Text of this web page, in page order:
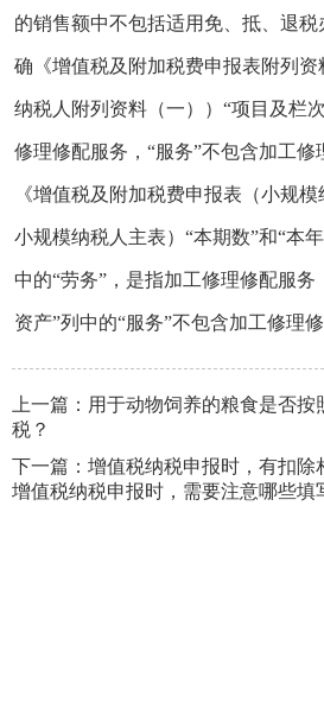
的销售额中不包括适用免、抵、退
确《增值税及附加税费申报表附列
纳税人附列资料（一））“项目及栏
修理修配服务，“服务”不包含加工
《增值税及附加税费申报表（小规
小规模纳税人主表）“本期数”和“本
中的“劳务”，是指加工修理修配服
资产”列中的“服务”不包含加工修理修
上一篇： 用于动物饲养的粮食是否按
税？
下一篇： 增值税纳税申报时，有扣除
增值税纳税申报时，需要注意哪些填